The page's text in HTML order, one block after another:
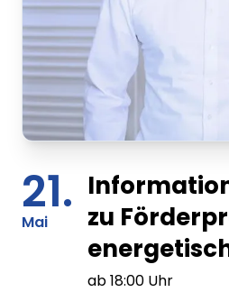
21.
Mai
zu
ab18:00 Uhr